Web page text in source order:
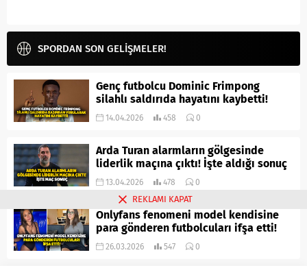
SPORDAN SON GELİŞMELER!
Genç futbolcu Dominic Frimpong
silahlı saldırıda hayatını kaybetti!
14.04.2026 458 0
Arda Turan alarmların gölgesinde
liderlik maçına çıktı! İşte aldığı sonuç
13.04.2026 478 0
Onlyfans fenomeni model kendisine
para gönderen futbolcuları ifşa etti!
26.03.2026 547 0
REKLAMI KAPAT